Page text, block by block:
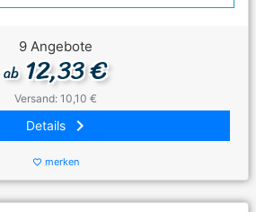
9 Angebote
ab12,33 €
Versand: 10,10 €
Details keyboard_arrow_right
favorite_border merken